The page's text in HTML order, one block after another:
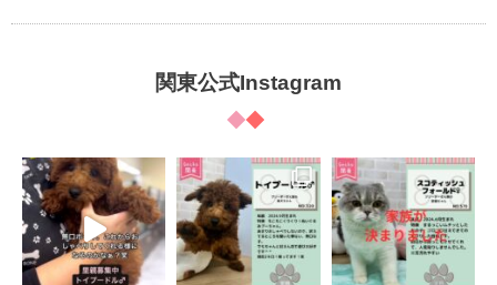
関東公式Instagram